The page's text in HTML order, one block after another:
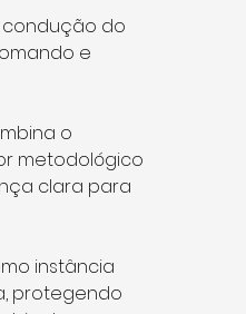
do
e
o
metodológico
clara para
instância
protegendo